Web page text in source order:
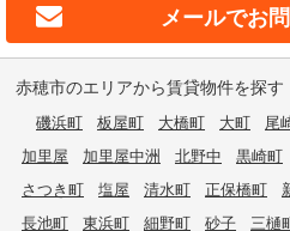
メールでお
赤穂市のエリアから賃貸物件を探す
磯浜町 板屋町 大橋町 大町 尾
加里屋
加里屋中洲 北野中 黒崎町
さつき町
塩屋 清水町 正保橋町
長池町
東浜町 細野町 砂子 三樋